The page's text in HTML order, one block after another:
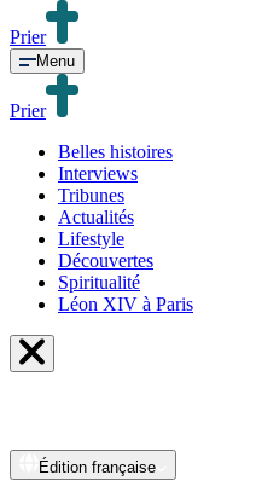
Prier
Menu
Prier
Belles histoires
Interviews
Tribunes
Actualités
Lifestyle
Découvertes
Spiritualité
Léon XIV à Paris
Édition française